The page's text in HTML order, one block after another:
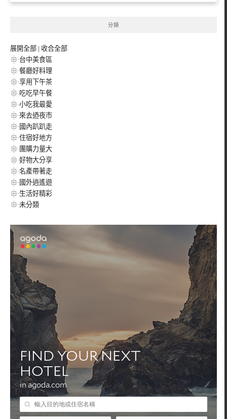
分類
展開全部 | 收合全部
台中美食區
餐廳好料理
享用下午茶
吃吃早午餐
小吃我最愛
來去迺夜市
國內趴趴走
住宿好地方
團購力量大
好物大分享
名產帶著走
國外逍遙遊
生活好精彩
未分類